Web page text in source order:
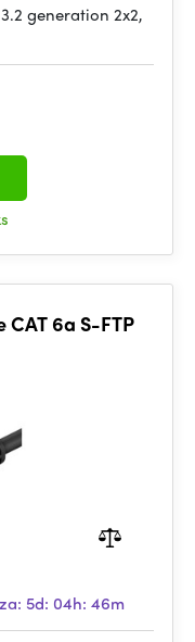
generation 2x2,
6a S-FTP
5d: 04h: 46m